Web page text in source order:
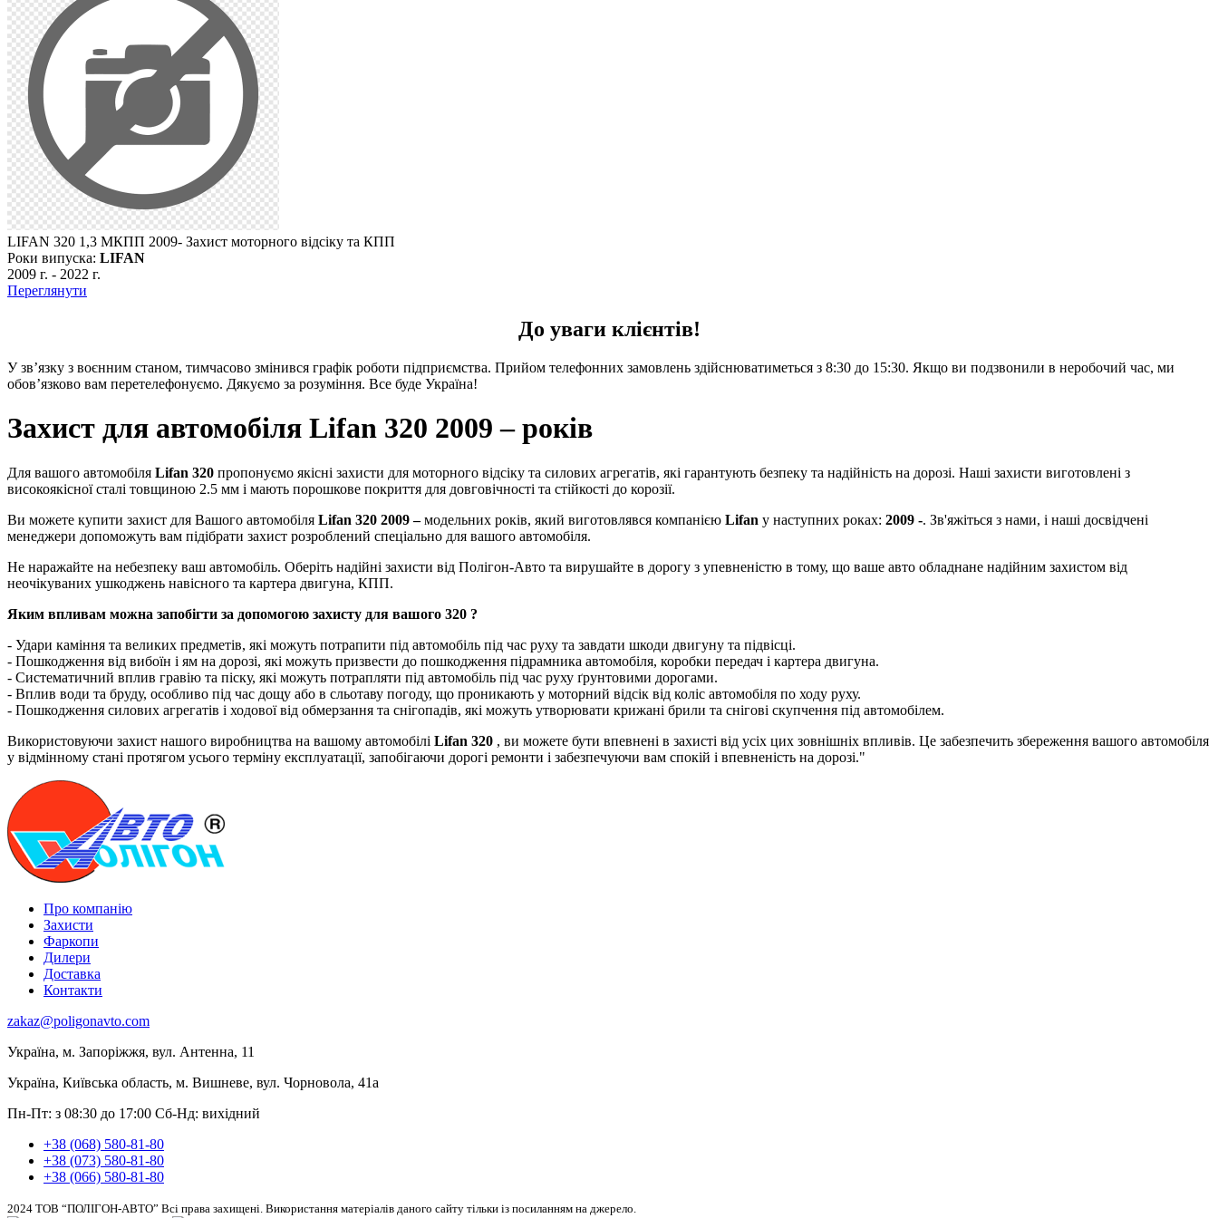
LIFAN 320 1,3 МКПП 2009- Захист моторного відсіку та КПП
Роки випуска: LIFAN
2009 г. - 2022 г.
Переглянути
До уваги клієнтів!
У зв’язку з воєнним станом, тимчасово змінився графік роботи підприємства. Прийом телефонних замовлень здійснюватиметься з 8:30 до 15:30. Якщо ви подзвонили в неробочий час, ми
обов’язково вам перетелефонуємо. Дякуємо за розуміння. Все буде Україна!
Захист для автомобіля Lifan 320 2009 – років
Для вашого автомобіля Lifan 320 пропонуємо якісні захисти для моторного відсіку та силових агрегатів, які гарантують безпеку та надійність на дорозі. Наші захисти виготовлені з
високоякісної сталі товщиною 2.5 мм і мають порошкове покриття для довговічності та стійкості до корозії.
Ви можете купити захист для Вашого автомобіля Lifan 320 2009 –модельних років, який виготовлявся компанією Lifan у наступних роках: 2009 -. Зв'яжіться з нами, і наші досвідчені
менеджери допоможуть вам підібрати захист розроблений спеціально для вашого автомобіля.
Не наражайте на небезпеку ваш автомобіль. Оберіть надійні захисти від Полігон-Авто та вирушайте в дорогу з упевненістю в тому, що ваше авто обладнане надійним захистом від
неочікуваних ушкоджень навісного та картера двигуна, КПП.
Яким впливам можна запобігти за допомогою захисту для вашого 320 ?
- Удари каміння та великих предметів, які можуть потрапити під автомобіль під час руху та завдати шкоди двигуну та підвісці.
- Пошкодження від вибоїн і ям на дорозі, які можуть призвести до пошкодження підрамника автомобіля, коробки передач і картера двигуна.
- Систематичний вплив гравію та піску, які можуть потрапляти під автомобіль під час руху ґрунтовими дорогами.
- Вплив води та бруду, особливо під час дощу або в сльотаву погоду, що проникають у моторний відсік від коліс автомобіля по ходу руху.
- Пошкодження силових агрегатів і ходової від обмерзання та снігопадів, які можуть утворювати крижані брили та снігові скупчення під автомобілем.
Використовуючи захист нашого виробництва на вашому автомобілі Lifan 320 , ви можете бути впевнені в захисті від усіх цих зовнішніх впливів. Це забезпечить збереження вашого автомобіля
у відмінному стані протягом усього терміну експлуатації, запобігаючи дорогі ремонти і забезпечуючи вам спокій і впевненість на дорозі."
Про компанію
Захисти
Фаркопи
Дилери
Доставка
Контакти
zakaz@poligonavto.com
Україна, м. Запоріжжя, вул. Антенна, 11
Україна, Київська область, м. Вишневе, вул. Чорновола, 41а
Пн-Пт: з 08:30 до 17:00 Сб-Нд: вихідний
+38 (068) 580-81-80
+38 (073) 580-81-80
+38 (066) 580-81-80
2024 ТОВ “ПОЛІГОН-АВТО” Всі права захищені. Використання матеріалів даного сайту тільки із посиланням на джерело.